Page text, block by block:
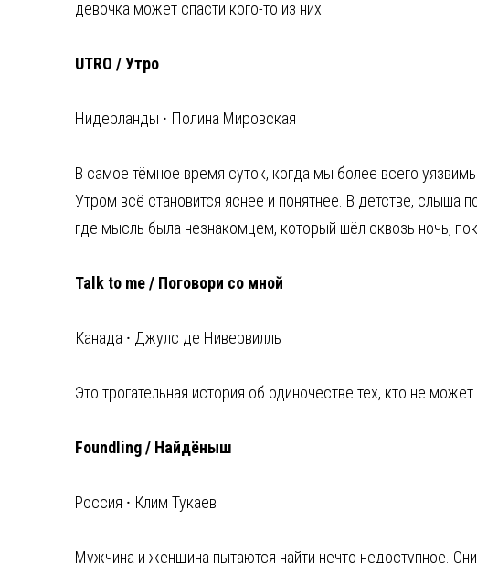
девочка может спасти кого-то из них.
UTRO / Утро
Нидерланды ⸱ Полина Мировская
В самое тёмное время суток, когда мы более всего
Утром всё становится яснее и понятнее. В детстве, слыша
где мысль была незнакомцем, который шёл сквозь ночь,
Talk to me / Поговори со мной
Канада ⸱ Джулс де Нивервилль
Это трогательная история об одиночестве тех, кто не
Foundling / Найдёныш
Россия ⸱ Клим Тукаев
Мужчина и женщина пытаются найти нечто недоступное.